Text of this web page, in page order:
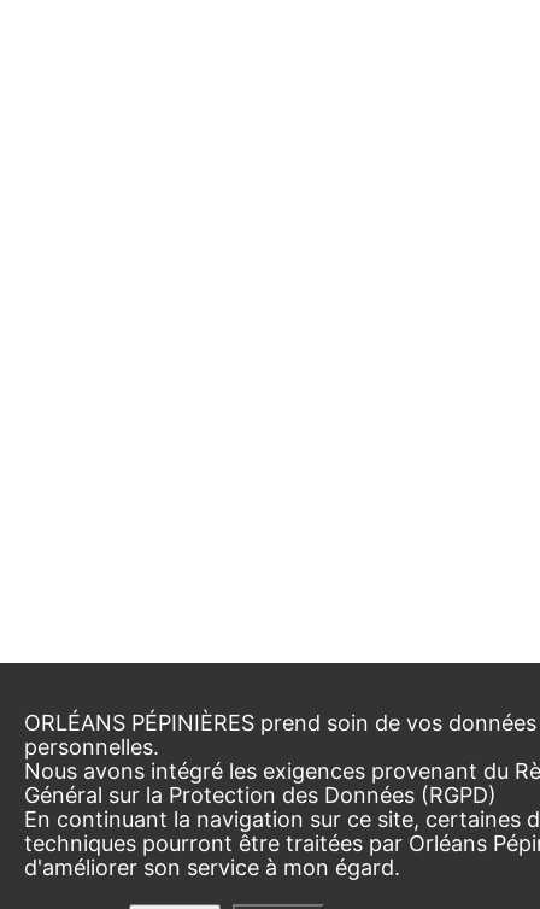
ORLÉANS PÉPINIÈRES prend soin de vos données
personnelles.
Nous avons intégré les exigences provenant du
Général sur la Protection des Données (RGPD)
En continuant la navigation sur ce site, certaines
techniques pourront être traitées par Orléans
d'améliorer son service à mon égard.